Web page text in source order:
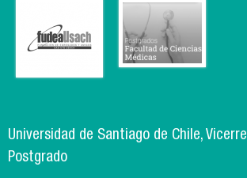
Universidad de Santiago de Chile,
Postgrado